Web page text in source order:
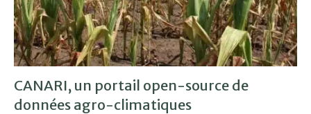
CANARI, un portail open-source de
données agro-climatiques